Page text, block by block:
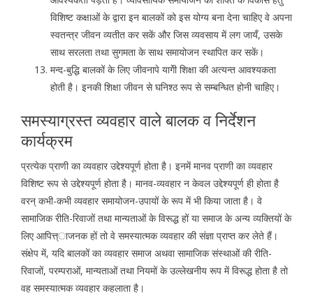
विशिष्ट कक्षाओं के द्वारा इन बालकों को इस योग्य बना देना चाहिए वे अपना
स्वतन्त्र जीवन व्यतीत कर सकें और जिस व्यवसाय में लग जायँ, उसके
साथ सरलता तथा सुगमता के साथ समायोजन स्थापित कर सकें।
मन्द-बुद्धि बालकों के लिए जीवनापे यागेी शिक्षा की अत्यन्त आवश्यकता
होती है। इनकी शिक्षा जीवन से घनिश्ठ रूप से सम्बन्धित होनी चाहिए।
समस्याग्रस्त व्यवहार वाले बालक व निर्देशन
कार्यक्रम
प्रत्येक प्राणी का व्यवहार उद्देश्यपूर्ण होता है। इनमें मानव प्राणी का व्यवहार
विशिष्ट रूप से उद्देश्यपूर्ण होता है। मानव-व्यवहार न केवल उद्देश्यपूर्ण ही होता है
वरन् कभी-कभी व्यवहार समायोजन-उपायों के रूप में भी किया जाता है। वे
सामाजिक रीति-रिवाजों तथा मान्यताओं के विरूद्ध हों या समाज के अन्य व्यक्तियों के
लिए आपित्त्ाजनक हों तो वे समस्यात्मक व्यवहार की संज्ञा प्राप्त कर लेते हैं।
संक्षेप में, यदि बालकों का व्यवहार समाज अथवा सामाजिक संस्थाओं की रीति-
रिवाजों, परम्पराओं, मान्यताओं तथा नियमों के उल्लेखनीय रूप में विरूद्ध होता है तो
वह समस्यात्मक व्यवहार कहलाता है।